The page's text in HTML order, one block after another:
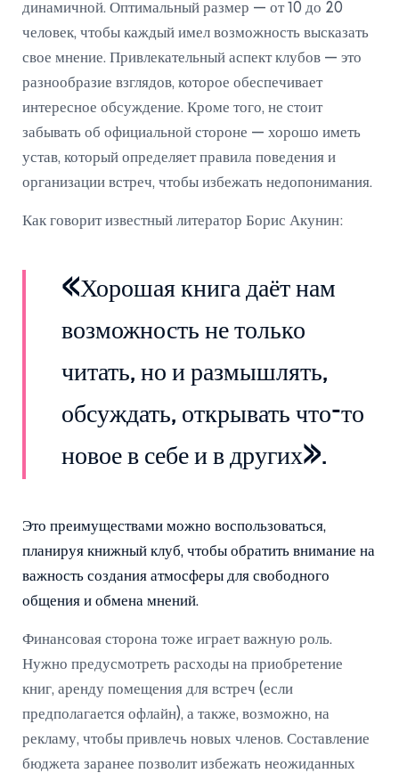
динамичной. Оптимальный размер — от 10 до 20
человек, чтобы каждый имел возможность высказать
свое мнение. Привлекательный аспект клубов — это
разнообразие взглядов, которое обеспечивает
интересное обсуждение. Кроме того, не стоит
забывать об официальной стороне — хорошо иметь
устав, который определяет правила поведения и
организации встреч, чтобы избежать недопонимания.
Как говорит известный литератор Борис Акунин:
«Хорошая книга даёт нам
возможность не только
читать, но и размышлять,
обсуждать, открывать что-то
новое в себе и в других».
Это преимуществами можно воспользоваться,
планируя книжный клуб, чтобы обратить внимание на
важность создания атмосферы для свободного
общения и обмена мнений.
Финансовая сторона тоже играет важную роль.
Нужно предусмотреть расходы на приобретение
книг, аренду помещения для встреч (если
предполагается офлайн), а также, возможно, на
рекламу, чтобы привлечь новых членов. Составление
бюджета заранее позволит избежать неожиданных